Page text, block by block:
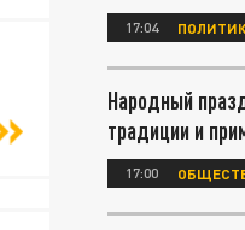
17:04
Народный
традиции и
17:00